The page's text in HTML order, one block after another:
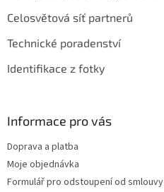
Celosvětová síť partnerů
Technické poradenství
Identifikace z fotky
Informace pro vás
Doprava a platba
Moje objednávka
Formulář pro odstoupení od smlouvy